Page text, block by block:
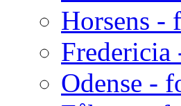
Horsens -
Fredericia
Odense -